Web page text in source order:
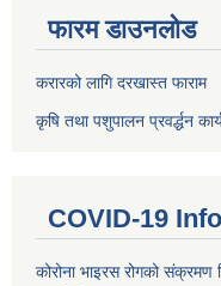
फारम डाउनलोड
करारको लागि दरखास्त फाराम
कृषि तथा पशुपालन प्रवर्द्धन
COVID-19 Info
कोरोना भाइरस रोगको